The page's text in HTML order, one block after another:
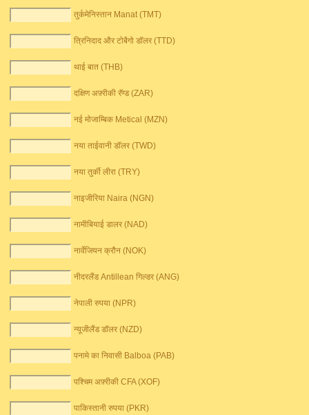
तुर्कमेनिस्तान Manat (TMT)
त्रिनिदाद और टोबैगो डॉलर (TTD)
थाई बात (THB)
दक्षिण अफ़्रीकी रॅण्ड (ZAR)
नई मोजाम्बिक Metical (MZN)
नया ताईवानी डॉलर (TWD)
नया तुर्की लीरा (TRY)
नाइजीरिया Naira (NGN)
नामीबियाई डालर (NAD)
नार्वेजियन क्रौन (NOK)
नीदरलैंड Antillean गिल्डर (ANG)
नेपाली रुपया (NPR)
न्यूजीलैंड डॉलर (NZD)
पनामे का निवासी Balboa (PAB)
पश्चिम अफ़्रीकी CFA (XOF)
पाकिस्तानी रुपया (PKR)